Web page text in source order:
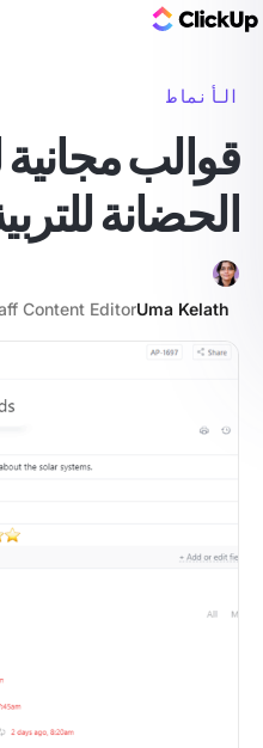
الأنماط
قوالب
الحضانة
Uma Kelath
Content Editor